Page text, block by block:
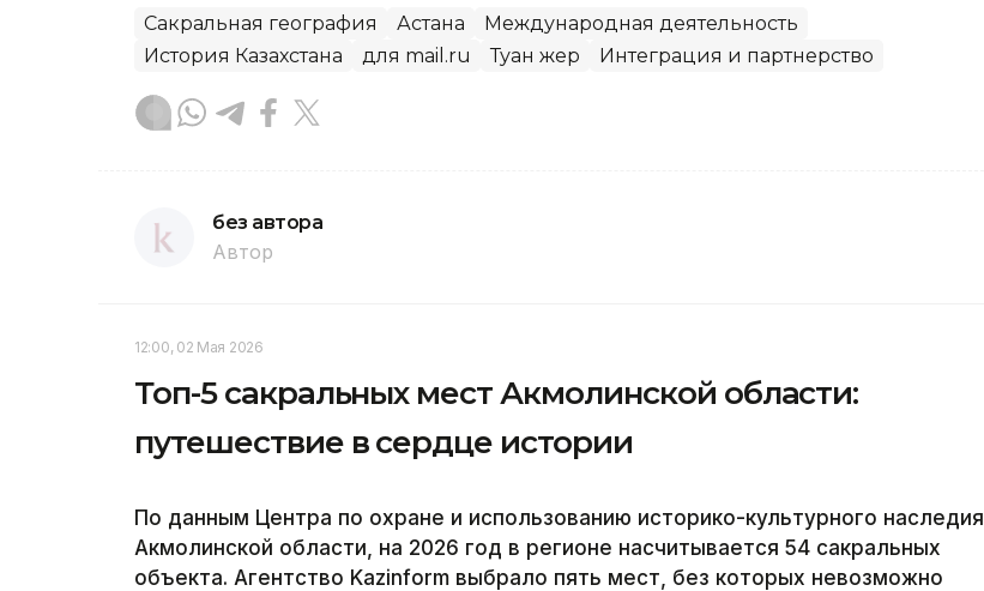
Сакральная география Астана
Международная деятельность
История Казахстана
для mail.ru Туған жер Интеграция и партнерство
без автора
Автор
12:00, 02 Мая 2026
Топ-5 сакральных мест Акмолинской области:
путешествие в сердце истории
По данным Центра по охране и использованию историко-культурного наследия
Акмолинской области, на 2026 год в регионе насчитывается 54 сакральных
объекта. Агентство Kazinform выбрало пять мест, без которых невозможно